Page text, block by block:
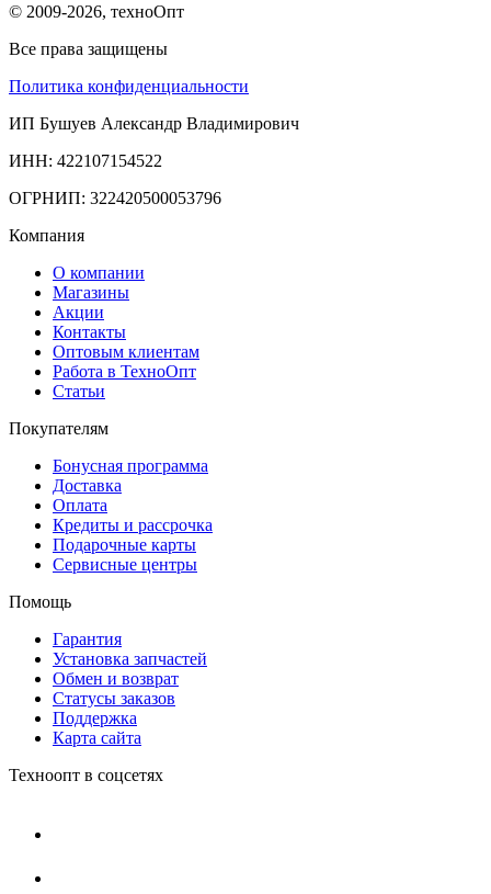
© 2009-2026, техноОпт
Все права защищены
Политика конфиденциальности
ИП Бушуев Александр Владимирович
ИНН: 422107154522
ОГРНИП: 322420500053796
Компания
О компании
Магазины
Акции
Контакты
Оптовым клиентам
Работа в ТехноОпт
Статьи
Покупателям
Бонусная программа
Доставка
Оплата
Кредиты и рассрочка
Подарочные карты
Сервисные центры
Помощь
Гарантия
Установка запчастей
Обмен и возврат
Статусы заказов
Поддержка
Карта сайта
Техноопт в соцсетях